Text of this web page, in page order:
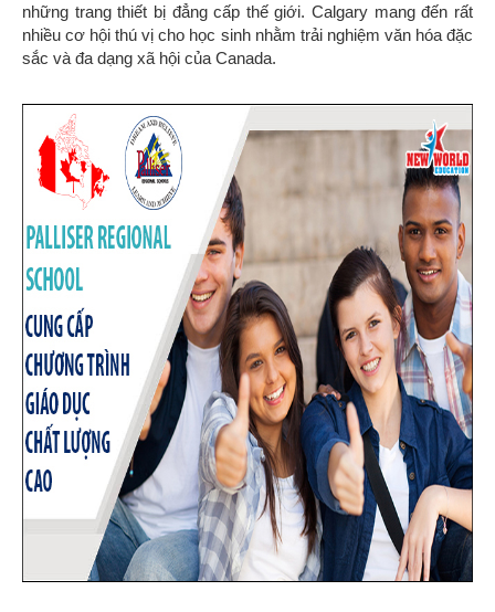
những trang thiết bị đẳng cấp thế giới. Calgary mang đến rất
nhiều cơ hội thú vị cho học sinh nhằm trải nghiệm văn hóa đặc
sắc và đa dạng xã hội của Canada.